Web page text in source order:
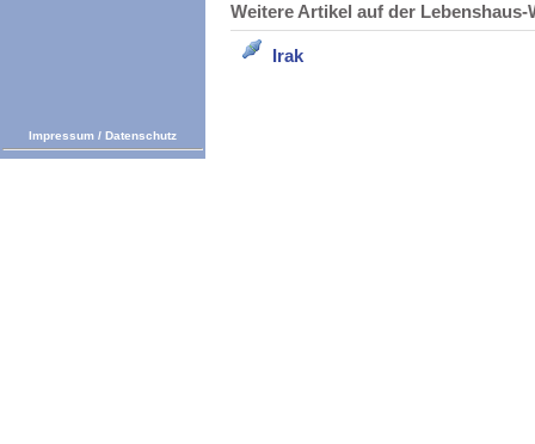
Weitere Artikel auf der
Irak
Impressum / Datenschutz